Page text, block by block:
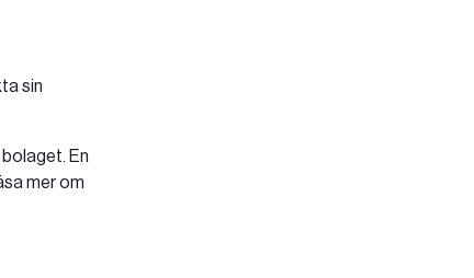
sin
En
mer om